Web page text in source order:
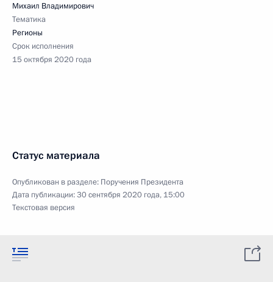
Михаил Владимирович
Тематика
Регионы
Срок исполнения
15 октября 2020 года
Статус материала
Опубликован в разделе: Поручения Президента
Дата публикации:30 сентября 2020 года, 15:00
Текстовая версия